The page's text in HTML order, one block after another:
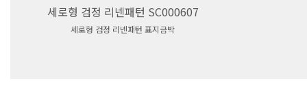
세로형 검정 리넨패턴 SC000607
세로형 검정 리넨패턴 표지금박